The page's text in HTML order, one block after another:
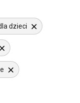
dzieci